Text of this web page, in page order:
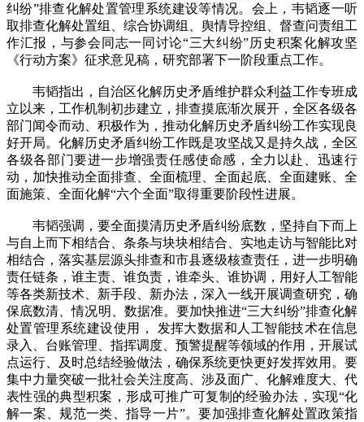
纠纷”排查化解处置管理系统建设等情况。会上，韦韬逐一听
取排查化解处置组、综合协调组、舆情导控组、督查问责组工
作汇报，与参会同志一同讨论“三大纠纷”历史积案化解攻坚
《行动方案》征求意见稿，研究部署下一阶段重点工作。
韦韬指出，自治区化解历史矛盾维护群众利益工作专班成
立以来，工作机制初步建立，排查摸底渐次展开，全区各级各
部门闻令而动、积极作为，推动化解历史矛盾纠纷工作实现良
好开局。化解历史矛盾纠纷工作既是攻坚战又是持久战，全区
各级各部门要进一步增强责任感使命感，全力以赴、迅速行
动，加快推动全面排查、全面梳理、全面起底、全面建账、全
面施策、全面化解“六个全面”取得重要阶段性进展。
韦韬强调，要全面摸清历史矛盾纠纷底数，坚持自下而上
与自上而下相结合、条条与块块相结合、实地走访与智能比对
相结合，落实基层源头排查和市县逐级核查责任，进一步明确
责任链条，谁主责、谁负责，谁牵头、谁协调，用好人工智能
等各类新技术、新手段、新办法，深入一线开展调查研究，确
保底数清、情况明、数据准。要加快推进“三大纠纷”排查化解
处置管理系统建设使用， 发挥大数据和人工智能技术在信息
录入、台账管理、指挥调度、预警提醒等领域的作用，开展试
点运行、及时总结经验做法，确保系统更快更好发挥效用。要
集中力量突破一批社会关注度高、涉及面广、化解难度大、代
表性强的典型积案，形成可推广可复制的经验办法，实现“化
解一案、规范一类、指导一片”。要加强排查化解处置政策指